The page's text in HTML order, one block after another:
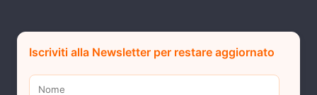
Iscriviti alla Newsletter per restare aggiornato